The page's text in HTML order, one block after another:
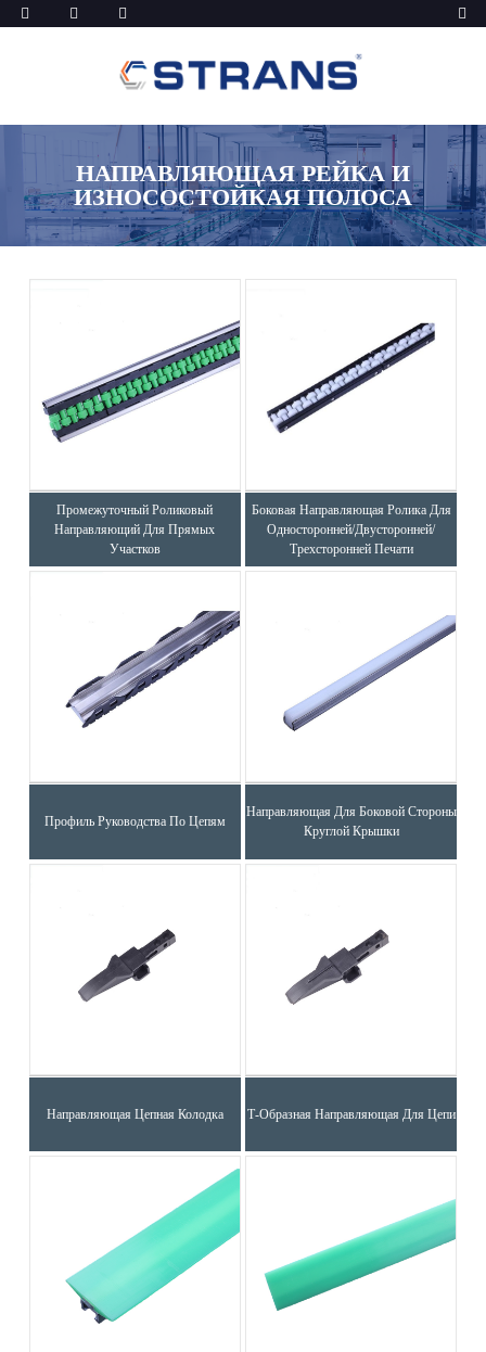
НАПРАВЛЯЮЩАЯ РЕЙКА И
ИЗНОСОСТОЙКАЯ ПОЛОСА
Промежуточный Роликовый
Направляющий Для Прямых
Участков
Боковая Направляющая Ролика Для
Односторонней/двусторонней/
Трехсторонней Печати
Профиль Руководства По Цепям
Направляющая Для Боковой Стороны
Круглой Крышки
Направляющая Цепная Колодка Т-Образная Направляющая Для Цепи